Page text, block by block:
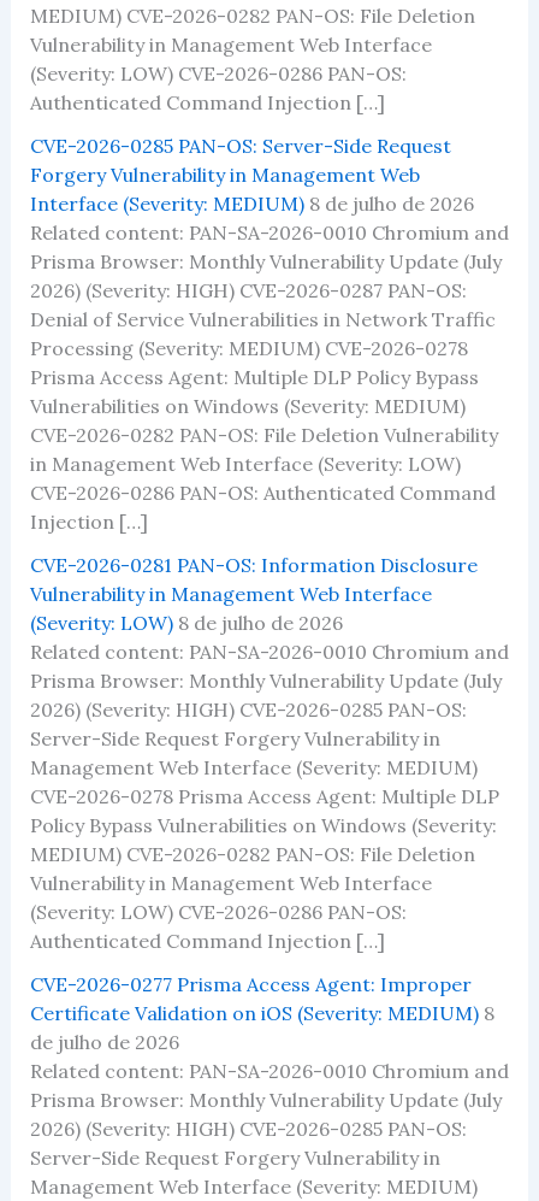
MEDIUM) CVE-2026-0282 PAN-OS: File Deletion
Vulnerability in Management Web Interface
(Severity: LOW) CVE-2026-0286 PAN-OS:
Authenticated Command Injection […]
CVE-2026-0285 PAN-OS: Server-Side Request
Forgery Vulnerability in Management Web
Interface (Severity: MEDIUM) 8 de julho de 2026
Related content: PAN-SA-2026-0010 Chromium and
Prisma Browser: Monthly Vulnerability Update (July
2026) (Severity: HIGH) CVE-2026-0287 PAN-OS:
Denial of Service Vulnerabilities in Network Traffic
Processing (Severity: MEDIUM) CVE-2026-0278
Prisma Access Agent: Multiple DLP Policy Bypass
Vulnerabilities on Windows (Severity: MEDIUM)
CVE-2026-0282 PAN-OS: File Deletion Vulnerability
in Management Web Interface (Severity: LOW)
CVE-2026-0286 PAN-OS: Authenticated Command
Injection […]
CVE-2026-0281 PAN-OS: Information Disclosure
Vulnerability in Management Web Interface
(Severity: LOW) 8 de julho de 2026
Related content: PAN-SA-2026-0010 Chromium and
Prisma Browser: Monthly Vulnerability Update (July
2026) (Severity: HIGH) CVE-2026-0285 PAN-OS:
Server-Side Request Forgery Vulnerability in
Management Web Interface (Severity: MEDIUM)
CVE-2026-0278 Prisma Access Agent: Multiple DLP
Policy Bypass Vulnerabilities on Windows (Severity:
MEDIUM) CVE-2026-0282 PAN-OS: File Deletion
Vulnerability in Management Web Interface
(Severity: LOW) CVE-2026-0286 PAN-OS:
Authenticated Command Injection […]
CVE-2026-0277 Prisma Access Agent: Improper
Certificate Validation on iOS (Severity: MEDIUM) 8
de julho de 2026
Related content: PAN-SA-2026-0010 Chromium and
Prisma Browser: Monthly Vulnerability Update (July
2026) (Severity: HIGH) CVE-2026-0285 PAN-OS:
Server-Side Request Forgery Vulnerability in
Management Web Interface (Severity: MEDIUM)